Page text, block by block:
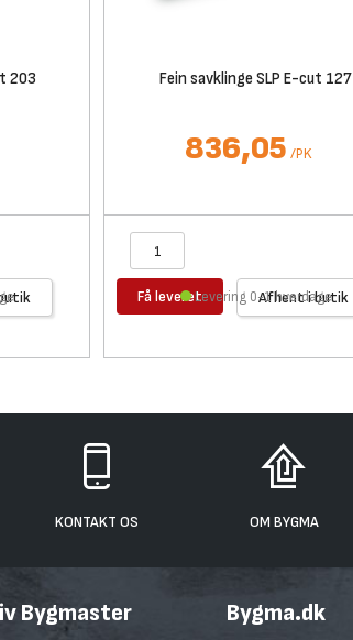
203 Fein savklinge SLP E-cut 127
836,05 /PK
Få leveret Afhent i butik
Levering 0-1 hverdage
KONTAKT OS OM BYGMA
Bygmaster Bygma.dk